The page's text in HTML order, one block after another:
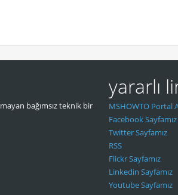
bağımsız teknik bir
yararlı
MSHOWTO Portal
Facebook Sayfamız
Twitter Sayfamız
RSS
Flickr Sayfamız
Linkedin Sayfamız
Youtube Sayfamız